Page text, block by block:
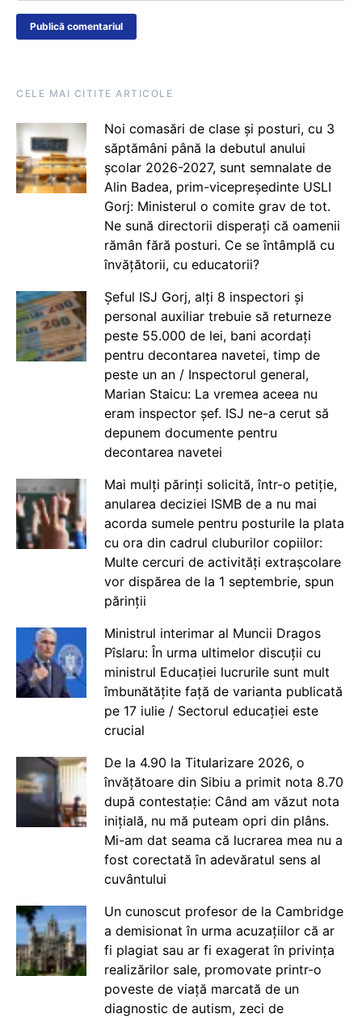
CELE MAI CITITE ARTICOLE
Noi comasări de clase și posturi, cu 3
săptămâni până la debutul anului
școlar 2026-2027, sunt semnalate de
Alin Badea, prim-vicepreședinte USLI
Gorj: Ministerul o comite grav de tot.
Ne sună directorii disperați că oamenii
rămân fără posturi. Ce se întâmplă cu
învățătorii, cu educatorii?
Șeful ISJ Gorj, alți 8 inspectori și
personal auxiliar trebuie să returneze
peste 55.000 de lei, bani acordați
pentru decontarea navetei, timp de
peste un an / Inspectorul general,
Marian Staicu: La vremea aceea nu
eram inspector șef. ISJ ne-a cerut să
depunem documente pentru
decontarea navetei
Mai mulți părinți solicită, într-o petiție,
anularea deciziei ISMB de a nu mai
acorda sumele pentru posturile la plata
cu ora din cadrul cluburilor copiilor:
Multe cercuri de activități extrașcolare
vor dispărea de la 1 septembrie, spun
părinții
Ministrul interimar al Muncii Dragos
Pîslaru: În urma ultimelor discuții cu
ministrul Educației lucrurile sunt mult
îmbunătățite față de varianta publicată
pe 17 iulie / Sectorul educației este
crucial
De la 4.90 la Titularizare 2026, o
învățătoare din Sibiu a primit nota 8.70
după contestație: Când am văzut nota
inițială, nu mă puteam opri din plâns.
Mi-am dat seama că lucrarea mea nu a
fost corectată în adevăratul sens al
cuvântului
Un cunoscut profesor de la Cambridge
a demisionat în urma acuzațiilor că ar
fi plagiat sau ar fi exagerat în privința
realizărilor sale, promovate printr-o
poveste de viață marcată de un
diagnostic de autism, zeci de